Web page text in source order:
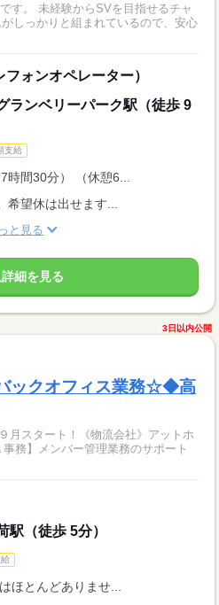
す。 未経験からSVを目指せるチャ
しっかりと組まれているので、安心
ォンオペレーター）
ランベリーパーク駅（徒歩 9
支給
間30分） （休憩6...
望休は出せます...
と見る
細を見る
3日以内公開
ックオフィス業務☆◆高
月スタート！《物流会社》アットホ
】メンバー管理業務のサポート
駅（徒歩 5分）
ほとんどありませ...